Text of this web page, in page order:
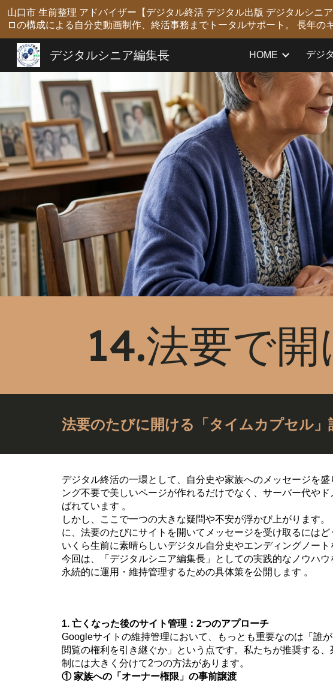
Skip to main
山口市 生前整理 アドバイザー【デジタル終活 デジタル出版 デジタルシ
ロの構成による自分史動画制作、終活事務までトータルサポート。 長年の
デジタルシニア編集長 HOME デジ
14.法要で
法要のたびに開ける「タイムカプセル
デジタル終活の一環として、自分史や家族へのメッセージを
ング不要で美しいページが作れるだけでなく、サーバー代や
ばれています 。
しかし、ここで一つの大きな疑問や不安が浮かび上がります
に、法要のたびにサイトを開いてメッセージを受け取るにはど
いくら生前に素晴らしいデジタル自分史やエンディングノー
今回は、「デジタルシニア編集長」としての実践的なノウハ
永続的に運用・維持管理するための具体策を公開します 。
1. 亡くなった後のサイト管理：2つのアプローチ
Googleサイトの維持管理において、もっとも重要なのは「誰が
閲覧の権利を引き継ぐか」という点です。私たちが推奨する、
制には大きく分けて2つの方法があります。
① 家族への「オーナー権限」の事前譲渡